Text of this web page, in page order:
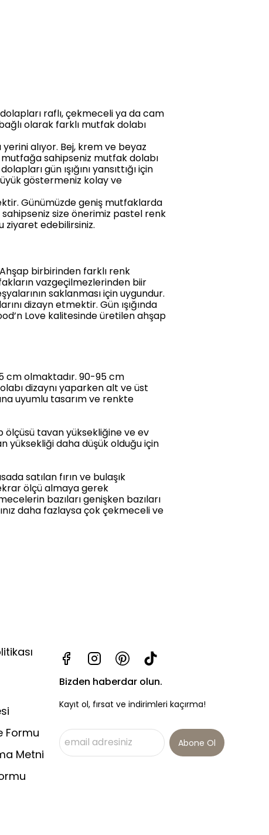
raflı, çekmeceli ya da cam
olarak farklı mutfak dolabı
alıyor. Bej, krem ve beyaz
sahipseniz mutfak dolabı
gün ışığını yansıttığı için
göstermeniz kolay ve
Günümüzde geniş mutfaklarda
size önerimiz pastel renk
ziyaret edebilirsiniz.
birbirinden farklı renk
vazgeçilmezlerinden biir
saklanması için uygundur.
dizayn etmektir. Gün ışığında
Love kalitesinde üretilen ahşap
cm olmaktadır. 90-95 cm
dizaynı yaparken alt ve üst
uyumlu tasarım ve renkte
ölçüsü tavan yüksekliğine ve ev
yüksekliği daha düşük olduğu için
satılan fırın ve bulaşık
ölçü almaya gerek
bazıları genişken bazıları
daha fazlaysa çok çekmeceli ve
Formu
Metni
Bizden haberdar olun.
Kayıt ol, fırsat ve indirimleri kaçırma!
Abone Ol